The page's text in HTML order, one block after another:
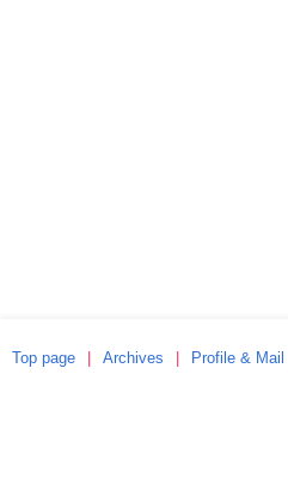
Top page Archives Profile & Mail